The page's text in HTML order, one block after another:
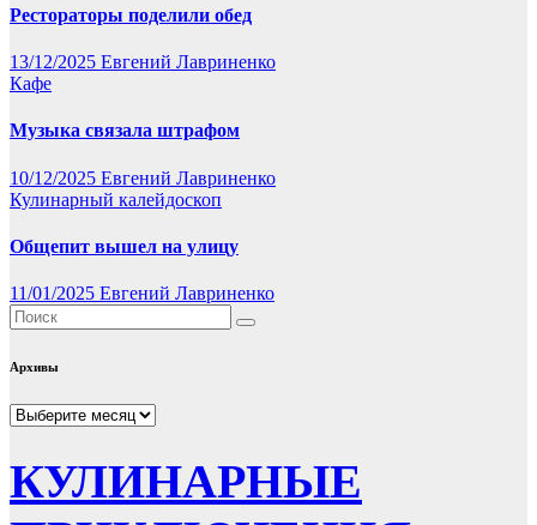
Рестораторы поделили обед
13/12/2025 Евгений Лавриненко
Кафе
Музыка связала штрафом
10/12/2025 Евгений Лавриненко
Кулинарный калейдоскоп
Общепит вышел на улицу
11/01/2025 Евгений Лавриненко
Архивы
Архивы
КУЛИНАРНЫЕ